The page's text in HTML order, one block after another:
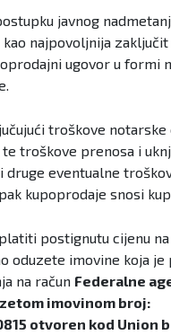
javnog
najpovoljnija zaključit
ugovor u formi
troškove notarske
troškove prenosa i
druge eventualne
kupoprodaje snosi
postignutu cijenu
oduzete imovine koja
na račun Federalne
imovinom broj:
otvoren kod Union